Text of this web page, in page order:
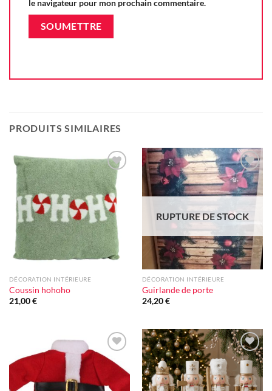
le navigateur pour mon prochain commentaire.
PRODUITS SIMILAIRES
Ajouter
à la liste
d'envie
DÉCORATION INTÉRIEURE
Coussin hohoho
21,00€
Ajouter
à la liste
d'envie
RUPTURE DE STOCK
DÉCORATION INTÉRIEURE
Guirlande de porte
24,20€
Ajouter
à la liste
Ajouter
à la liste
d'envie